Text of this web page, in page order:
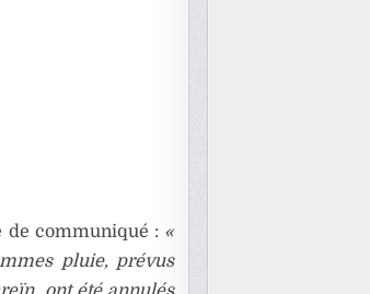
de communiqué : «
pluie, prévus